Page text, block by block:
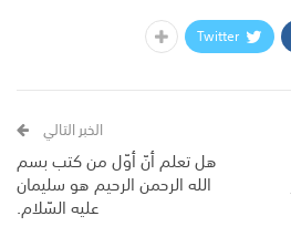
Twitter
الخبر التالي
هل تعلم أنّ أوّل من كتب بسم
الله الرحمن الرحيم هو سليمان
عليه السّلام.